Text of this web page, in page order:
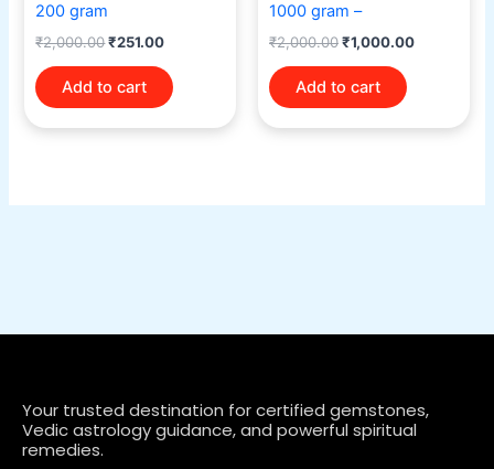
200 gram
₹2,000.00₹251.00
Add to cart
1000 gram –
₹2,000.00₹1,000.00
Add to cart
Your trusted destination for certified gemstones,
Vedic astrology guidance, and powerful spiritual
remedies.